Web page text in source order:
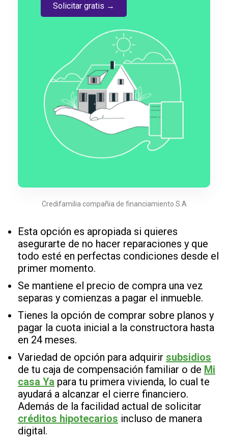
Solicitar gratis →
Credifamilia compañia de financiamiento S.A
Esta opción es apropiada si quieres
asegurarte de no hacer reparaciones y que
todo esté en perfectas condiciones desde el
primer momento.
Se mantiene el precio de compra una vez
separas y comienzas a pagar el inmueble.
Tienes la opción de comprar sobre planos y
pagar la cuota inicial a la constructora hasta
en 24 meses.
Variedad de opción para adquirir subsidios
de tu caja de compensación familiar o de Mi
casa Ya para tu primera vivienda, lo cual te
ayudará a alcanzar el cierre financiero.
Además de la facilidad actual de solicitar
créditos hipotecarios incluso de manera
digital.